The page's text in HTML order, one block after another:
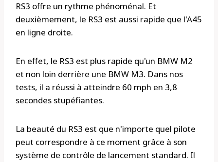
RS3 offre un rythme phénoménal. Et
deuxièmement, le RS3 est aussi rapide que l'A45
en ligne droite.
En effet, le RS3 est plus rapide qu'un BMW M2
et non loin derrière une BMW M3. Dans nos
tests, il a réussi à atteindre 60 mph en 3,8
secondes stupéfiantes.
La beauté du RS3 est que n'importe quel pilote
peut correspondre à ce moment grâce à son
système de contrôle de lancement standard. Il